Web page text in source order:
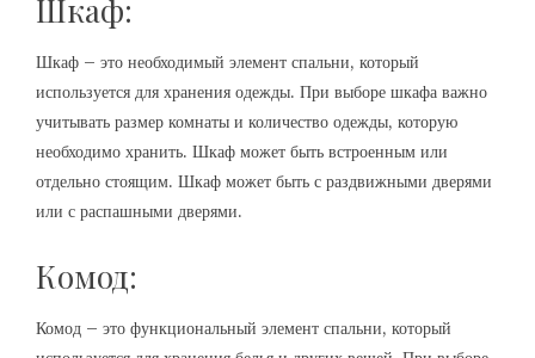
Шкаф:
Шкаф – это необходимый элемент спальни, который
используется для хранения одежды. При выборе шкафа важно
учитывать размер комнаты и количество одежды, которую
необходимо хранить. Шкаф может быть встроенным или
отдельно стоящим. Шкаф может быть с раздвижными дверями
или с распашными дверями.
Комод:
Комод – это функциональный элемент спальни, который